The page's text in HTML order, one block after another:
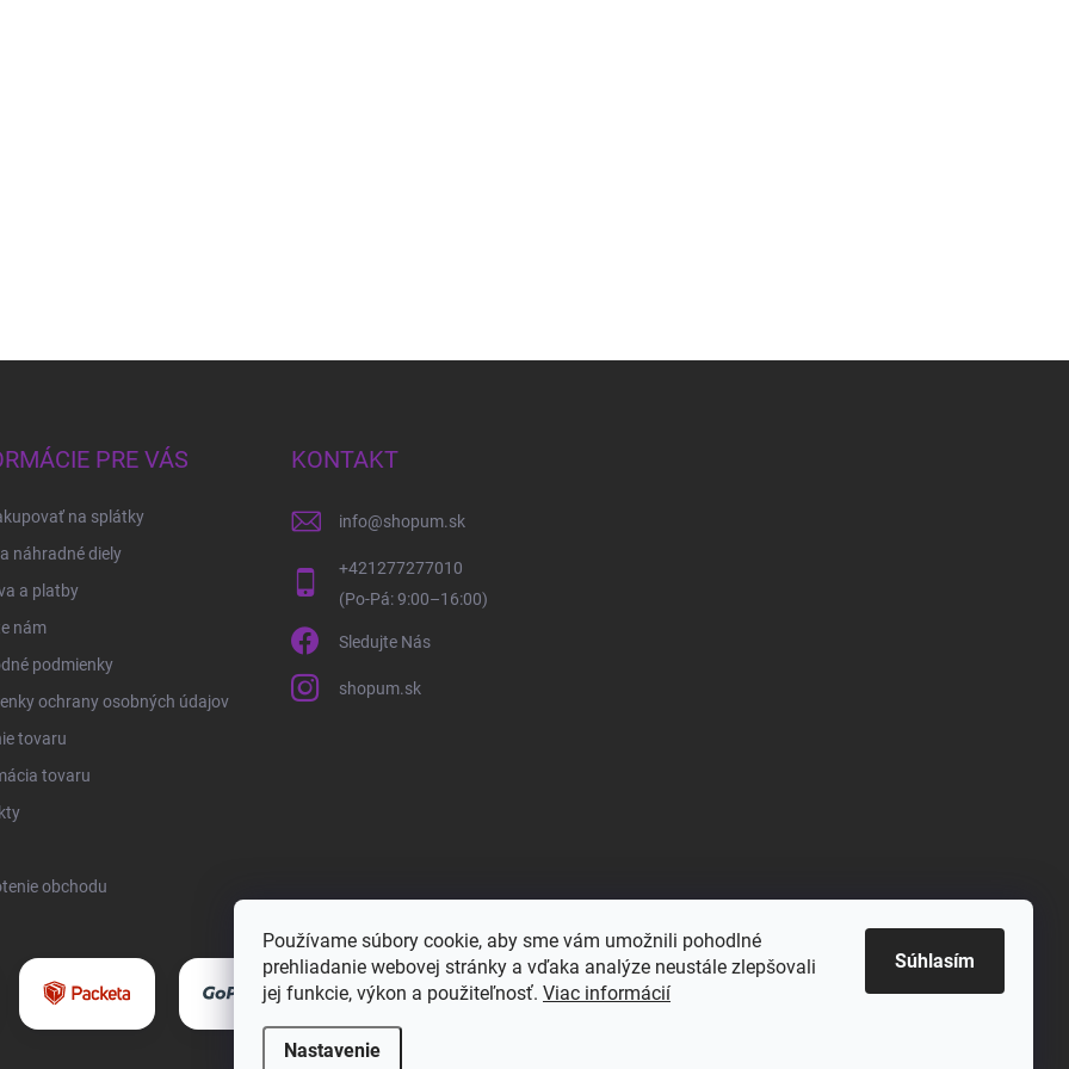
Používame súbory cookie, aby sme vám umožnili pohodlné
prehliadanie webovej stránky a vďaka analýze neustále zlepšovali
jej funkcie, výkon a použiteľnosť. Viac informácií
Nastavenie
Súhlasím
PRE VÁS
na splátky
náhradné diely
a platby
nám
podmienky
ochrany osobných údajov
tovaru
tovaru
obchodu
KONTAKT
info@shopum.sk
+421277277010
Sledujte Nás
shopum.sk